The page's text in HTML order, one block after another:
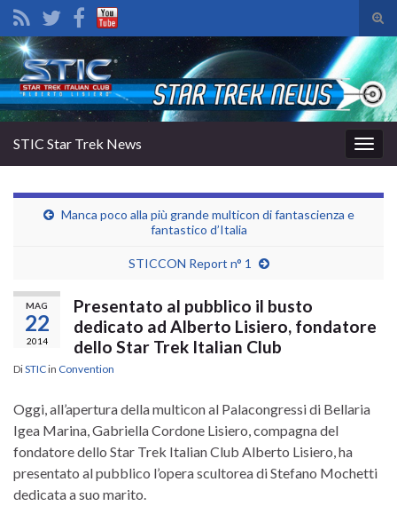
il
di
Search for:
la
STIC Star Trek News
Manca poco alla più grande multicon di fantascienza e
fantastico d’Italia
STICCON Report n° 1
MAG
22
2014
Presentato al pubblico il busto
dedicato ad Alberto Lisiero, fondatore
dello Star Trek Italian Club
DiSTICin Convention
Oggi, all’apertura della multicon al Palacongressi di Bellaria
Igea Marina, Gabriella Cordone Lisiero, compagna del
fondatore dello Star Trek Italian Club Alberto Lisiero, ha
presentato al pubblico l’opera scultorea di Stefano Mochetti
dedicata a suo marito.